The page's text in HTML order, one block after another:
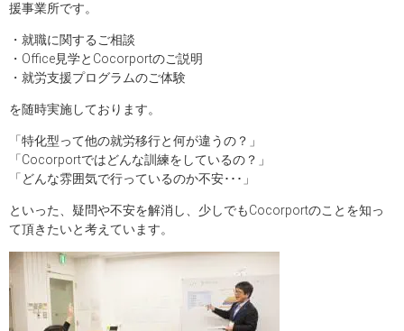
援事業所です。
・就職に関するご相談
・Office見学とCocorportのご説明
・就労支援プログラムのご体験
を随時実施しております。
「特化型って他の就労移行と何が違うの？」
「Cocorportではどんな訓練をしているの？」
「どんな雰囲気で行っているのか不安･･･」
といった、疑問や不安を解消し、少しでもCocorportのことを知っ
て頂きたいと考えています。